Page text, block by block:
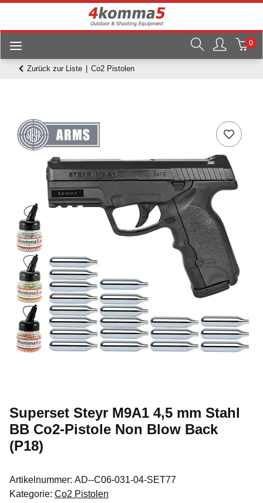
0
Zurück zur Liste Co2 Pistolen
Superset Steyr M9A1 4,5 mm Stahl
BB Co2-Pistole Non Blow Back
(P18)
Artikelnummer: AD--C06-031-04-SET77
Kategorie: Co2 Pistolen